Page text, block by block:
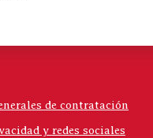
de contratación
y redes sociales